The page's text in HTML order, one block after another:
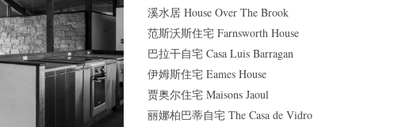
溪水居 House Over The Brook
范斯沃斯住宅 Farnsworth House
巴拉干自宅 Casa Luis Barragan
伊姆斯住宅 Eames House
贾奥尔住宅 Maisons Jaoul
丽娜柏巴蒂自宅 The Casa de Vidro